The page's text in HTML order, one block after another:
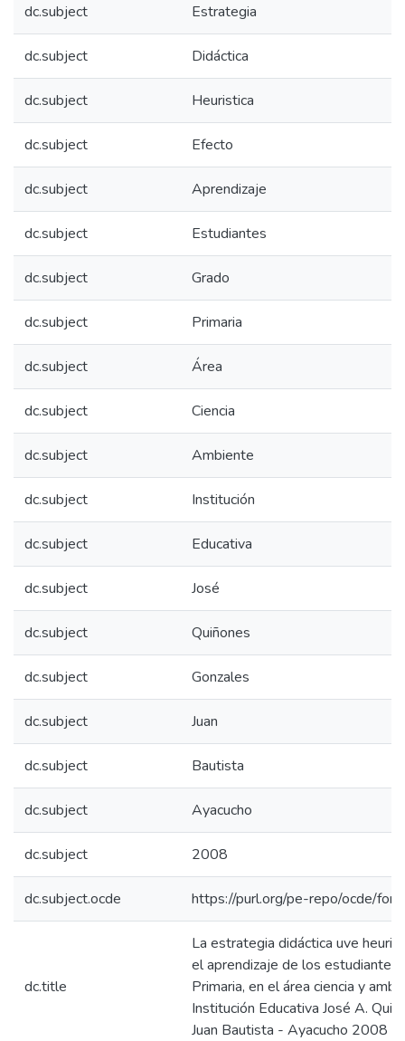
dc.subject Estrategia
dc.subject Didáctica
dc.subject Heuristica
dc.subject Efecto
dc.subject Aprendizaje
dc.subject Estudiantes
dc.subject Grado
dc.subject Primaria
dc.subject Área
dc.subject Ciencia
dc.subject Ambiente
dc.subject Institución
dc.subject Educativa
dc.subject José
dc.subject Quiñones
dc.subject Gonzales
dc.subject Juan
dc.subject Bautista
dc.subject Ayacucho
dc.subject 2008
dc.subject.ocde https://purl.org/pe-repo/ocde/
dc.title
La estrategia didáctica uve
el aprendizaje de los estudiantes
Primaria, en el área ciencia y
Institución Educativa José A.
Juan Bautista - Ayacucho 2008